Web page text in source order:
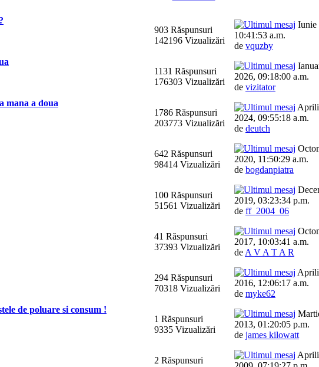
903 Răspunsuri
142196 Vizualizări
Iunie
10:41:53 a.m.
de vquzby
1131 Răspunsuri
176303 Vizualizări
2026, 09:18:00 a.m.
de vizitator
mana a doua
1786 Răspunsuri
203773 Vizualizări
2024, 09:55:18 a.m.
de deutch
642 Răspunsuri
98414 Vizualizări
2020, 11:50:29 a.m.
de bogdanpiatra
100 Răspunsuri
51561 Vizualizări
2019, 03:23:34 p.m.
de ff_2004_06
41 Răspunsuri
37393 Vizualizări
2017, 10:03:41 a.m.
de A V A T A R
294 Răspunsuri
70318 Vizualizări
2016, 12:06:17 a.m.
de myke62
de poluare si consum !
1 Răspunsuri
9335 Vizualizări
2013, 01:20:05 p.m.
de james kilowatt
2 Răspunsuri